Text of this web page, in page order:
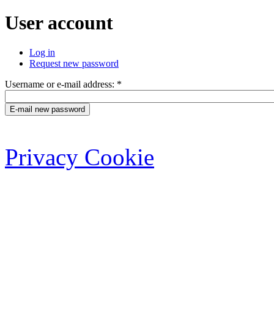
User account
Log in
Request new password
Username or e-mail address: *
Privacy Cookie